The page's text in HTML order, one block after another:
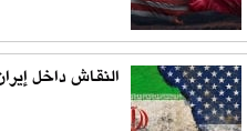
النقاش داخل